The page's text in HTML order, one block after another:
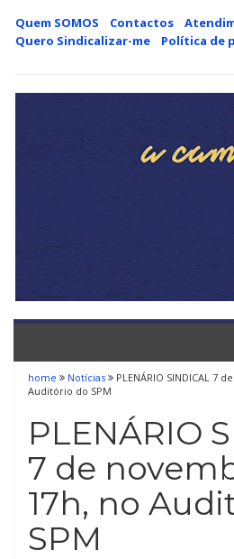
Skip
content
Quem SOMOS Contactos
Quero Sindicalizar-me
Política de
home Notícias
PLENÁRIO SINDICAL 7
Auditório do SPM
PLENÁRIO
7 de
17h, no
SPM